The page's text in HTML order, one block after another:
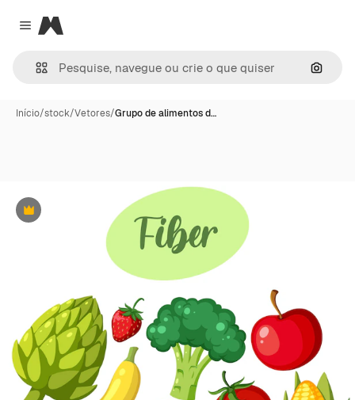
Close menu
Magnific
Início/stock/Vetores/Grupo de alimentos d…
Premium